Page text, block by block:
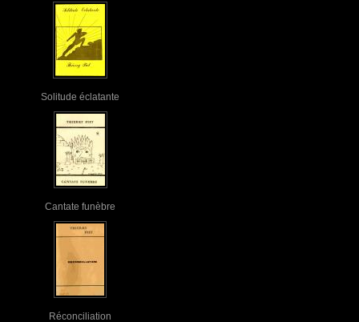
Solitude éclatante
Cantate funèbre
Réconciliation